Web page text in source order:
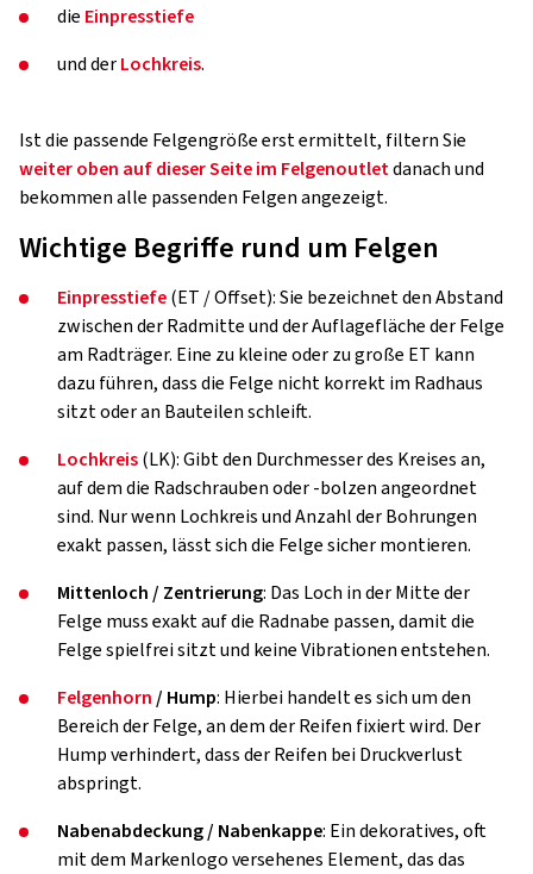
die Einpresstiefe
und derLochkreis.
Ist die passende Felgengröße erst ermittelt, filtern Sie
weiter oben auf dieser Seite im Felgenoutletdanach und
bekommen alle passenden Felgen angezeigt.
Wichtige Begriffe rund um Felgen
Einpresstiefe(ET / Offset): Sie bezeichnet den Abstand
zwischen der Radmitte und der Auflagefläche der Felge
am Radträger. Eine zu kleine oder zu große ET kann
dazu führen, dass die Felge nicht korrekt im Radhaus
sitzt oder an Bauteilen schleift.
Lochkreis(LK): Gibt den Durchmesser des Kreises an,
auf dem die Radschrauben oder -bolzen angeordnet
sind. Nur wenn Lochkreis und Anzahl der Bohrungen
exakt passen, lässt sich die Felge sicher montieren.
Mittenloch / Zentrierung: Das Loch in der Mitte der
Felge muss exakt auf die Radnabe passen, damit die
Felge spielfrei sitzt und keine Vibrationen entstehen.
Felgenhorn/ Hump: Hierbei handelt es sich um den
Bereich der Felge, an dem der Reifen fixiert wird. Der
Hump verhindert, dass der Reifen bei Druckverlust
abspringt.
Nabenabdeckung / Nabenkappe: Ein dekoratives, oft
mit dem Markenlogo versehenes Element, das das